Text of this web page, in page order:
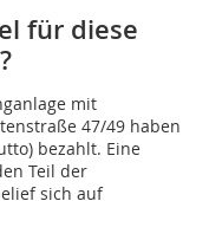
für diese
mit
47/49 haben
bezahlt. Eine
Teil der
sich auf